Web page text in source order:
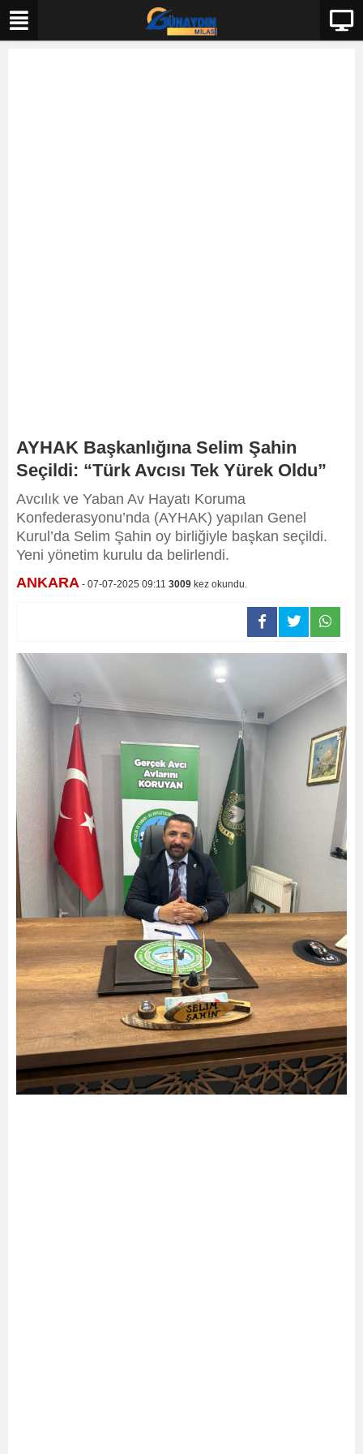
AYHAK Başkanlığına Selim Şahin
Seçildi: “Türk Avcısı Tek Yürek Oldu”
Avcılık ve Yaban Av Hayatı Koruma
Konfederasyonu’nda (AYHAK) yapılan Genel
Kurul’da Selim Şahin oy birliğiyle başkan seçildi.
Yeni yönetim kurulu da belirlendi.
ANKARA - 07-07-2025 09:11 3009 kez okundu.